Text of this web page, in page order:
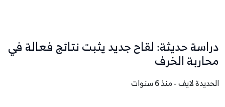
دراسة حديثة: لقاح جديد يثبت نتائج فعالة في
محاربة الخرف
الحديدة لايف - منذ 6 سنوات